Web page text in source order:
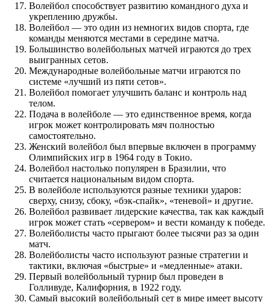
Волейбол способствует развитию командного духа и
укреплению дружбы.
Волейбол — это один из немногих видов спорта, где
команды меняются местами в середине матча.
Большинство волейбольных матчей играются до трех
выигранных сетов.
Международные волейбольные матчи играются по
системе «лучший из пяти сетов».
Волейбол помогает улучшить баланс и контроль над
телом.
Подача в волейболе — это единственное время, когда
игрок может контролировать мяч полностью
самостоятельно.
Женский волейбол был впервые включен в программу
Олимпийских игр в 1964 году в Токио.
Волейбол настолько популярен в Бразилии, что
считается национальным видом спорта.
В волейболе используются разные техники ударов:
сверху, снизу, сбоку, «бэк-спайк», «теневой» и другие.
Волейбол развивает лидерские качества, так как каждый
игрок может стать «сервером» и вести команду к победе.
Волейболисты часто прыгают более тысячи раз за один
матч.
Волейболисты часто используют разные стратегии и
тактики, включая «быстрые» и «медленные» атаки.
Первый волейбольный турнир был проведен в
Голливуде, Калифорния, в 1922 году.
Самый высокий волейбольный сет в мире имеет высоту